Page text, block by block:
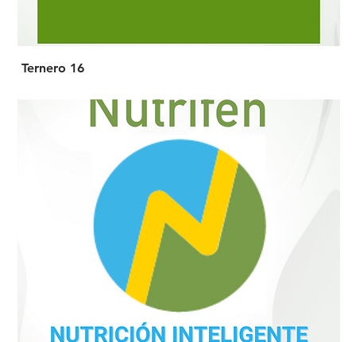
Ternero 16